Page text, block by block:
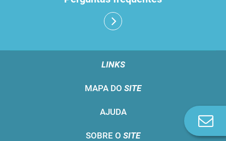
LINKS
MAPA DO SITE
AJUDA
SOBRE O SITE